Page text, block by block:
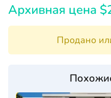
Архивная цена
Продано